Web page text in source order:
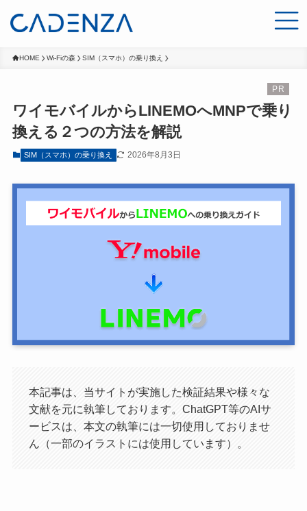
HOME Wi-Fiの森 SIM（スマホ）の乗り換え
ワイモバイルからLINEMOへMNPで乗り
換える２つの方法を解説
SIM（スマホ）の乗り換え 2026年8月3日
本記事は、当サイトが実施した検証結果や様々な
文献を元に執筆しております。ChatGPT等のAIサ
ービスは、本文の執筆には一切使用しておりませ
ん（一部のイラストには使用しています）。